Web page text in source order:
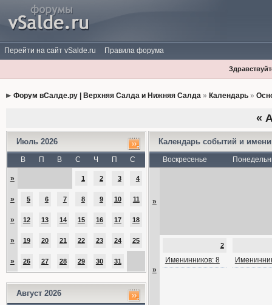
Перейти на сайт vSalde.ru Правила форума
Форум вСалде.ру | Верхняя Салда и Нижняя Салда» Календарь»
«
Июль 2026
В П В С Ч П С
» 1 2 3 4
» 5 6 7 8 9 10 11
» 12 13 14 15 16 17 18
» 19 20 21 22 23 24 25
» 26 27 28 29 30 31
Август 2026
Календарь событий и
Воскресенье
»
»
2
Именинников: 8